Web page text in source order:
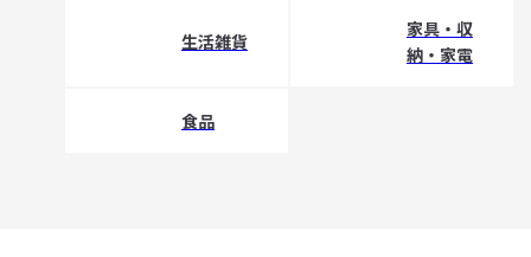
生活雑貨
家具・収
納・家電
食品